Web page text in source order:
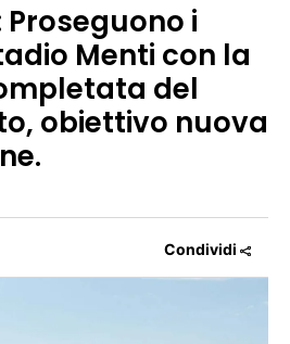
i
Menti con la
del
obiettivo nuova
Condividi